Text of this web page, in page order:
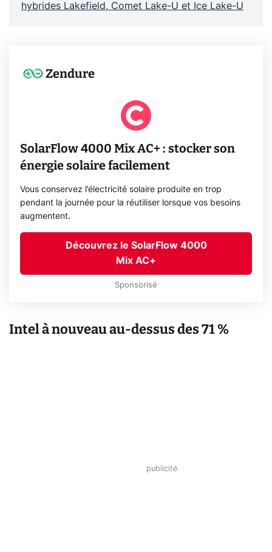
hybrides Lakefield, Comet Lake-U et Ice Lake-U
Zendure
SolarFlow 4000 Mix AC+ : stocker son
énergie solaire facilement
Vous conservez l’électricité solaire produite en trop
pendant la journée pour la réutiliser lorsque vos besoins
augmentent.
Découvrez le SolarFlow 4000
Mix AC+
Sponsorisé
Intel à nouveau au-dessus des 71 %